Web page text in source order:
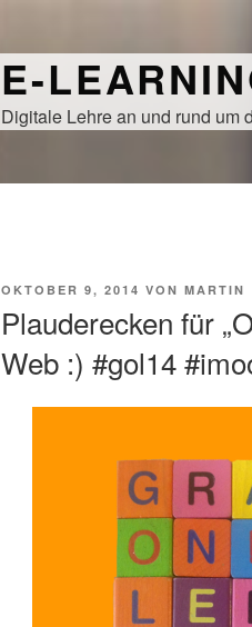
E-
Digitale Lehre an und rund um
VERÖFFENTLICHT
OKTOBER 9, 2014 VON MARTIN
Plauderecken für
Web :) #gol14